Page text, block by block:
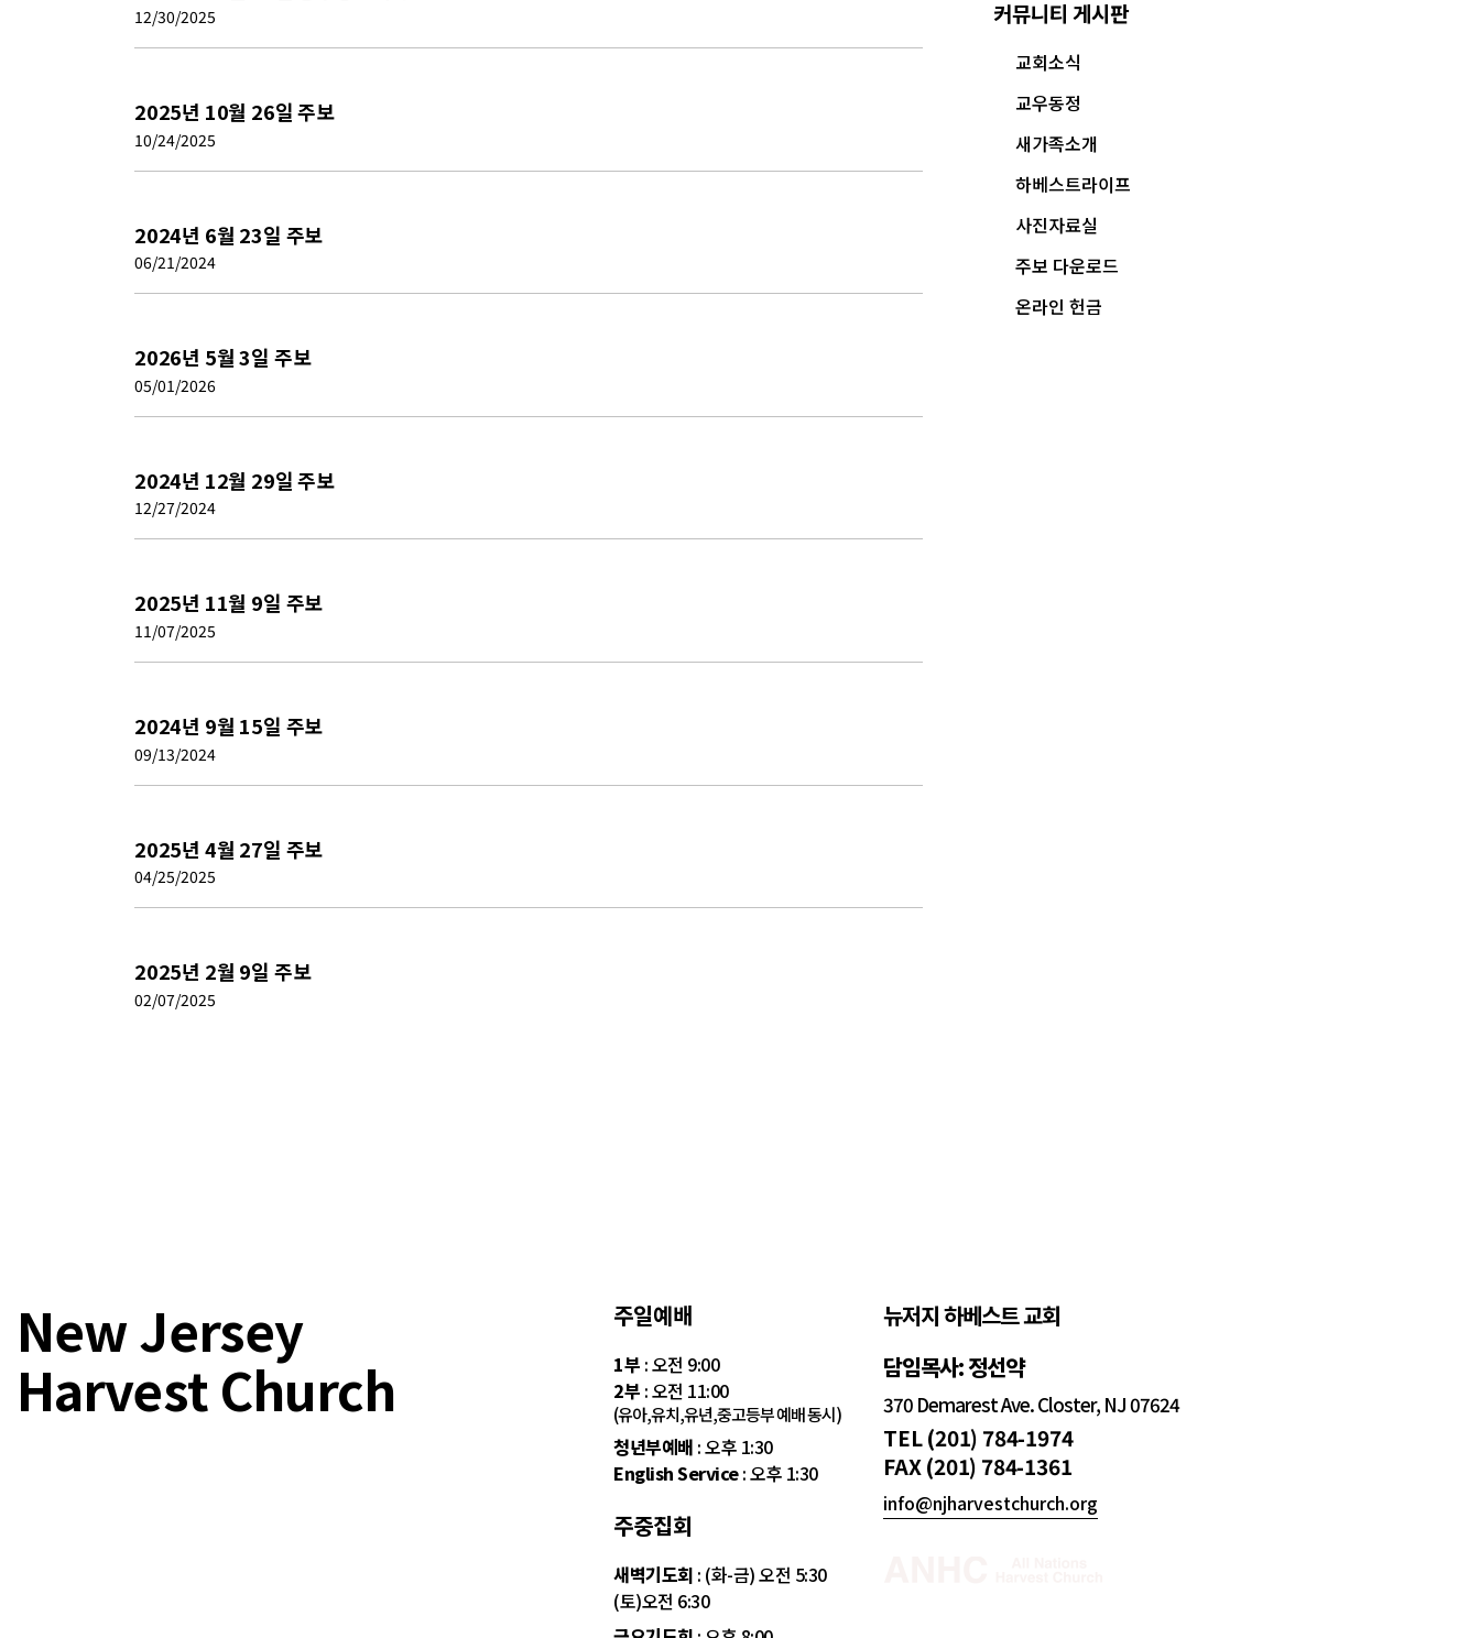
12/30/2025
2025년 10월 26일 주보
10/24/2025
2024년 6월 23일 주보
06/21/2024
2026년 5월 3일 주보
05/01/2026
2024년 12월 29일 주보
12/27/2024
2025년 11월 9일 주보
11/07/2025
2024년 9월 15일 주보
09/13/2024
2025년 4월 27일 주보
04/25/2025
2025년 2월 9일 주보
02/07/2025
커뮤니티 게시판
교회소식
교우동정
새가족소개
하베스트라이프
사진자료실
주보 다운로드
온라인 헌금
New Jersey
Harvest Church
주일예배
1부 : 오전 9:00
2부 : 오전 11:00
(유아,유치,유년,중고등부 예배 동시)
청년부예배 : 오후 1:30
English Service: 오후 1:30
주중집회
새벽기도회 : (화-금) 오전 5:30
(토)오전 6:30
뉴저지 하베스트 교회
담임목사: 정선약
370 Demarest Ave. Closter, NJ 07624
TEL (201) 784-1974
FAX (201) 784-1361
info@njharvestchurch.org